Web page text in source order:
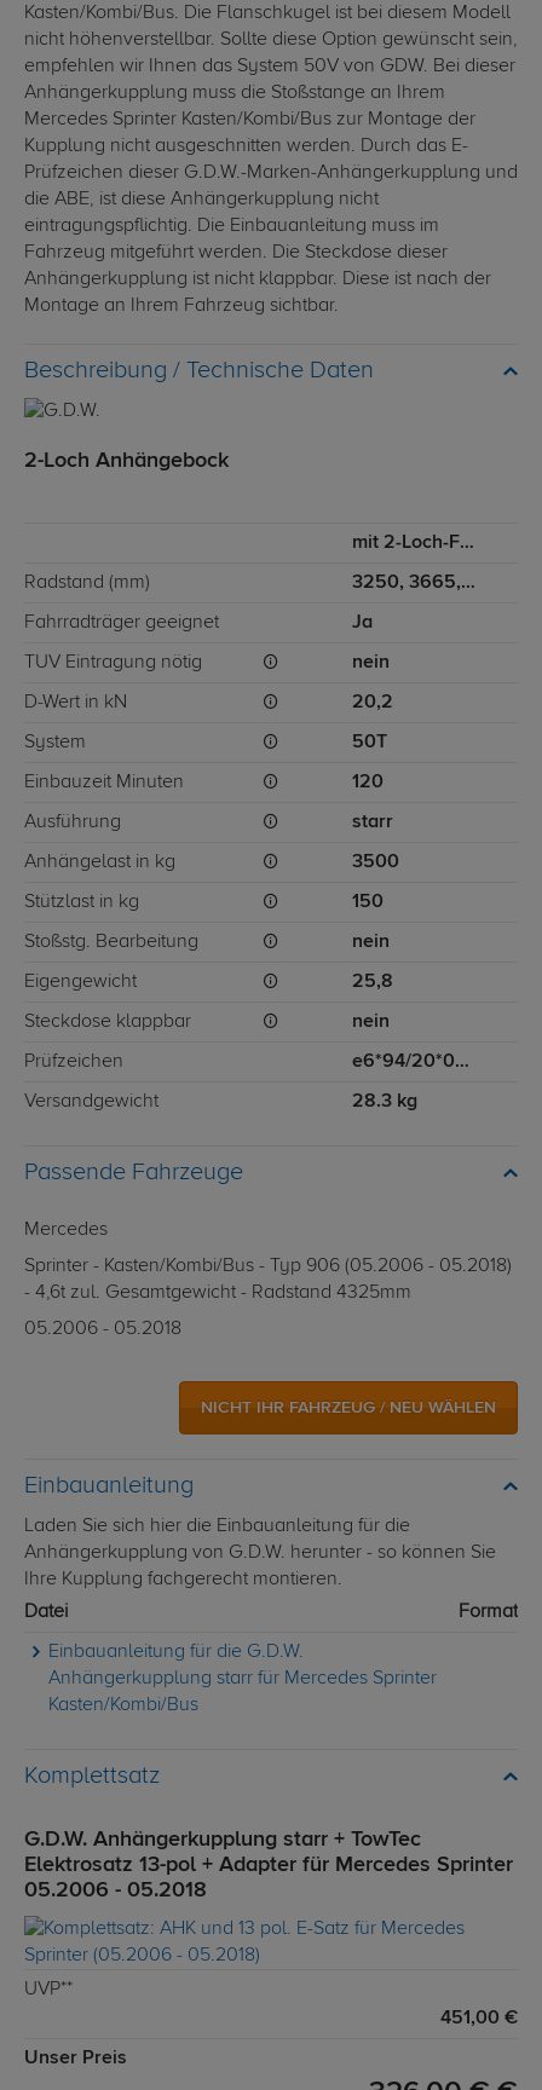
Kasten/Kombi/Bus. Die Flanschkugel ist bei diesem Modell
nicht höhenverstellbar. Sollte diese Option gewünscht sein,
empfehlen wir Ihnen das System 50V von GDW. Bei dieser
Anhängerkupplung muss die Stoßstange an Ihrem
Mercedes Sprinter Kasten/Kombi/Bus zur Montage der
Kupplung nicht ausgeschnitten werden. Durch das E-
Prüfzeichen dieser G.D.W.-Marken-Anhängerkupplung und
die ABE, ist diese Anhängerkupplung nicht
eintragungspflichtig. Die Einbauanleitung muss im
Fahrzeug mitgeführt werden. Die Steckdose dieser
Anhängerkupplung ist nicht klappbar. Diese ist nach der
Montage an Ihrem Fahrzeug sichtbar.
Technische Daten
2-Loch Anhängebock
mit 2-Loch-Flanschkugel
Radstand (mm) 3250, 3665, 4325
Fahrradträger geeignet Ja
TÜV Eintragung nötig nein
D-Wert in kN 20,2
System 50T
Einbauzeit Minuten 120
Ausführung starr
Anhängelast in kg 3500
Stützlast in kg 150
Stoßstg. Bearbeitung nein
Eigengewicht 25,8
Steckdose klappbar nein
Prüfzeichen e6*94/20*0663*00
Versandgewicht 28.3 kg
Passende Fahrzeuge
Mercedes
Sprinter - Kasten/Kombi/Bus - Typ 906 (05.2006 - 05.2018)
- 4,6t zul. Gesamtgewicht - Radstand 4325mm
05.2006 - 05.2018
NICHT IHR FAHRZEUG / NEU WÄHLEN
Einbauanleitung
Laden Sie sich hier die Einbauanleitung für die
Anhängerkupplung von G.D.W. herunter - so können Sie
Ihre Kupplung fachgerecht montieren.
Datei
Format
Einbauanleitung für die G.D.W.
Anhängerkupplung starr für Mercedes Sprinter
Kasten/Kombi/Bus
Komplettsatz
G.D.W. Anhängerkupplung starr + TowTec
Elektrosatz 13-pol + Adapter für Mercedes Sprinter
05.2006 - 05.2018
UVP**
451,00 €
Unser Preis